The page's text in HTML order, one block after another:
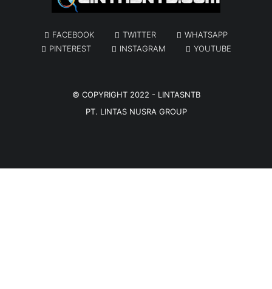
FACEBOOK TWITTER
WHATSAPP
PINTEREST
INSTAGRAM YOUTUBE
© COPYRIGHT 2022 - LINTASNTB
PT. LINTAS NUSRA GROUP